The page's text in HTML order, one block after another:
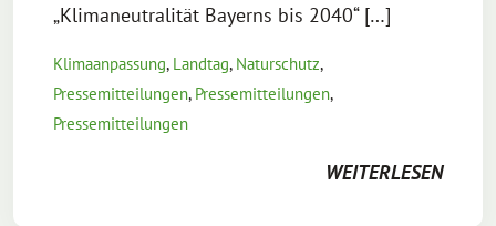
„Klimaneutralität Bayerns bis 2040“ […]
Klimaanpassung, Landtag, Naturschutz,
Pressemitteilungen, Pressemitteilungen,
Pressemitteilungen
WEITERLESEN